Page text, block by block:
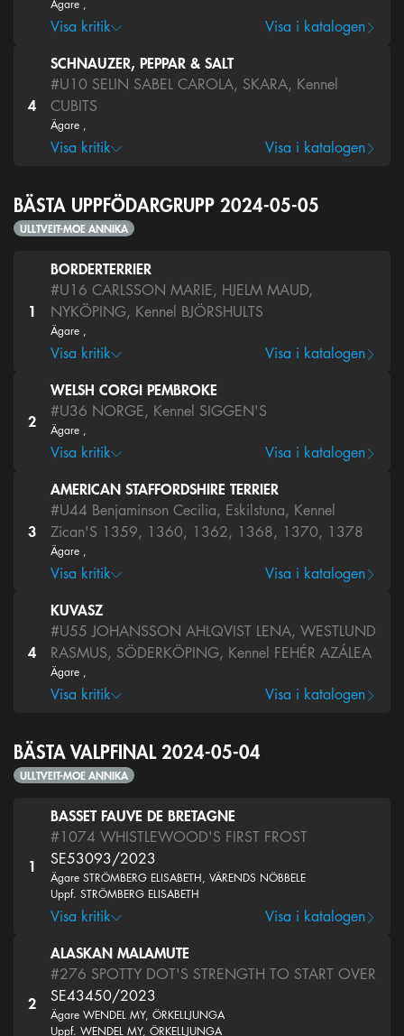
Ägare ,
Visa kritik Visa i katalogen
4
SCHNAUZER, PEPPAR & SALT
#U10 SELIN SABEL CAROLA, SKARA, Kennel
CUBITS
Ägare ,
Visa kritik Visa i katalogen
BÄSTA UPPFÖDARGRUPP 2024-05-05
ULLTVEIT-MOE ANNIKA
1
BORDERTERRIER
#U16 CARLSSON MARIE, HJELM MAUD,
NYKÖPING, Kennel BJÖRSHULTS
Ägare ,
Visa kritik Visa i katalogen
2
WELSH CORGI PEMBROKE
#U36 NORGE, Kennel SIGGEN'S
Ägare ,
Visa kritik Visa i katalogen
3
AMERICAN STAFFORDSHIRE TERRIER
#U44 Benjaminson Cecilia, Eskilstuna, Kennel
Zican'S 1359, 1360, 1362, 1368, 1370, 1378
Ägare ,
Visa kritik Visa i katalogen
4
KUVASZ
#U55 JOHANSSON AHLQVIST LENA, WESTLUND
RASMUS, SÖDERKÖPING, Kennel FEHÉR AZÁLEA
Ägare ,
Visa kritik Visa i katalogen
BÄSTA VALPFINAL 2024-05-04
ULLTVEIT-MOE ANNIKA
1
BASSET FAUVE DE BRETAGNE
#1074 WHISTLEWOOD'S FIRST FROST
SE53093/2023
Ägare STRÖMBERG ELISABETH, VÄRENDS NÖBBELE
Uppf. STRÖMBERG ELISABETH
Visa kritik Visa i katalogen
2
ALASKAN MALAMUTE
#276 SPOTTY DOT'S STRENGTH TO START OVER
SE43450/2023
Ägare WENDEL MY, ÖRKELLJUNGA
Uppf. WENDEL MY, ÖRKELLJUNGA